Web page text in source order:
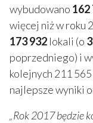
wybudowano 162
więcej niż w roku
173 932 lokali (o
poprzedniego) i
kolejnych 211
najlepsze wyniki
„Rok 2017 będzie